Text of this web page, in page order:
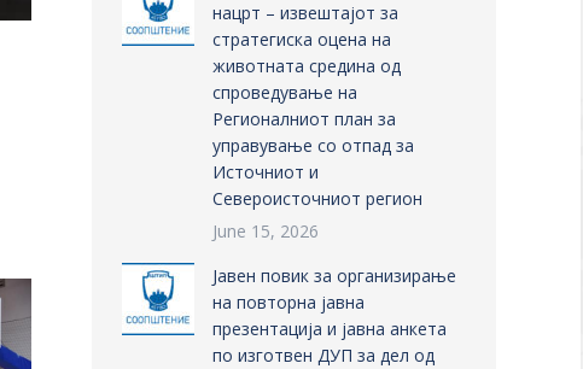
нацрт – извештајот за
стратегиска оцена на
животната средина од
спроведување на
Регионалниот план за
управување со отпад за
Источниот и
Североисточниот регион
June 15, 2026
Јавен повик за организирање
на повторна јавна
презентација и јавна анкета
по изготвен ДУП за дел од